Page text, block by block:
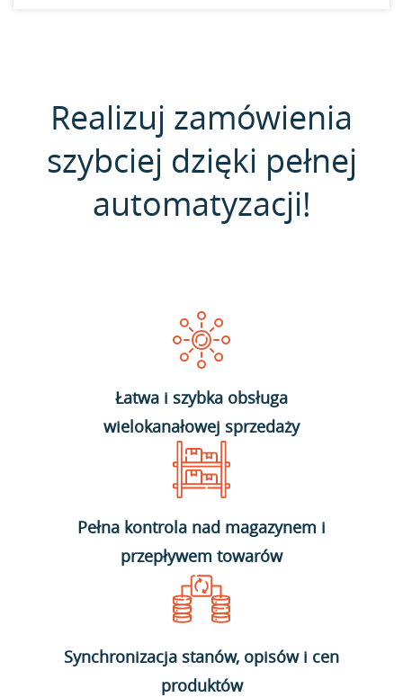
Realizuj zamówienia
szybciej dzięki pełnej
automatyzacji!
Łatwa i szybka obsługa
wielokanałowej sprzedaży
Pełna kontrola nad magazynem i
przepływem towarów
Synchronizacja stanów, opisów i cen
produktów